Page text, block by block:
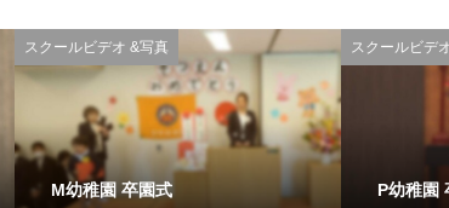
スクールビデオ &写真
M幼稚園 卒園式
スクールビデ
P幼稚園